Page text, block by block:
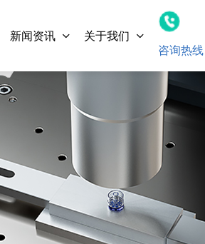
新闻资讯
关于我们
咨询热线